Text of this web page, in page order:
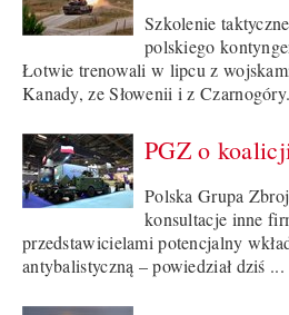
Szkolenie
polskiego
Łotwie trenowali w lipcu z
Kanady, ze Słowenii i z
PGZ o
Polska Grupa
konsultacje inne
przedstawicielami potencjalny
antybalistyczną – powiedział dziś ...